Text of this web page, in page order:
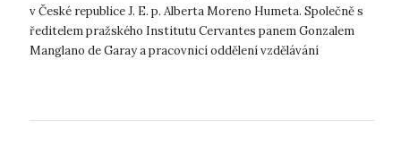
v České republice J. E. p. Alberta Moreno Humeta. Společně s
ředitelem pražského Institutu Cervantes panem Gonzalem
Manglano de Garay a pracovnicí oddělení vzdělávání